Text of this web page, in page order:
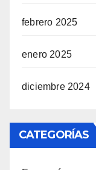
febrero 2025
enero 2025
diciembre 2024
CATEGORÍAS